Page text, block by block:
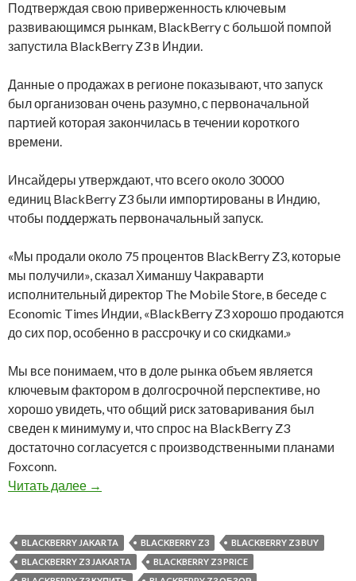
Подтверждая свою приверженность ключевым
развивающимся рынкам, BlackBerry с большой помпой
запустила BlackBerry Z3 в Индии.
Данные о продажах в регионе показывают, что запуск
был организован очень разумно, с первоначальной
партией которая закончилась в течении короткого
времени.
Инсайдеры утверждают, что всего около 30000
единиц BlackBerry Z3 были импортированы в Индию,
чтобы поддержать первоначальный запуск.
«Мы продали около 75 процентов BlackBerry Z3, которые
мы получили», сказал Химаншу Чакраварти
исполнительный директор The Mobile Store, в беседе с
Economic Times Индии, «BlackBerry Z3 хорошо продаются
до сих пор, особенно в рассрочку и со скидками.»
Мы все понимаем, что в доле рынка объем является
ключевым фактором в долгосрочной перспективе, но
хорошо увидеть, что общий риск затоваривания был
сведен к минимуму и, что спрос на BlackBerry Z3
достаточно согласуется с производственными планами
Foxconn.
Читать далее Все запасы BlackBerry Z3 были проданы в
→
BLACKBERRY JAKARTA BLACKBERRY Z3
BLACKBERRY Z3 BUY
BLACKBERRY Z3 JAKARTA
BLACKBERRY Z3 PRICE